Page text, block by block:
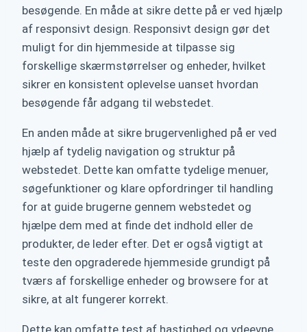
besøgende. En måde at sikre dette på er ved hjælp
af responsivt design. Responsivt design gør det
muligt for din hjemmeside at tilpasse sig
forskellige skærmstørrelser og enheder, hvilket
sikrer en konsistent oplevelse uanset hvordan
besøgende får adgang til webstedet.
En anden måde at sikre brugervenlighed på er ved
hjælp af tydelig navigation og struktur på
webstedet. Dette kan omfatte tydelige menuer,
søgefunktioner og klare opfordringer til handling
for at guide brugerne gennem webstedet og
hjælpe dem med at finde det indhold eller de
produkter, de leder efter. Det er også vigtigt at
teste den opgraderede hjemmeside grundigt på
tværs af forskellige enheder og browsere for at
sikre, at alt fungerer korrekt.